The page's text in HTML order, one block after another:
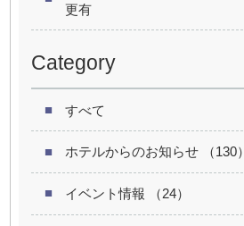
更有
Category
すべて
ホテルからのお知らせ （130）
イベント情報 （24）